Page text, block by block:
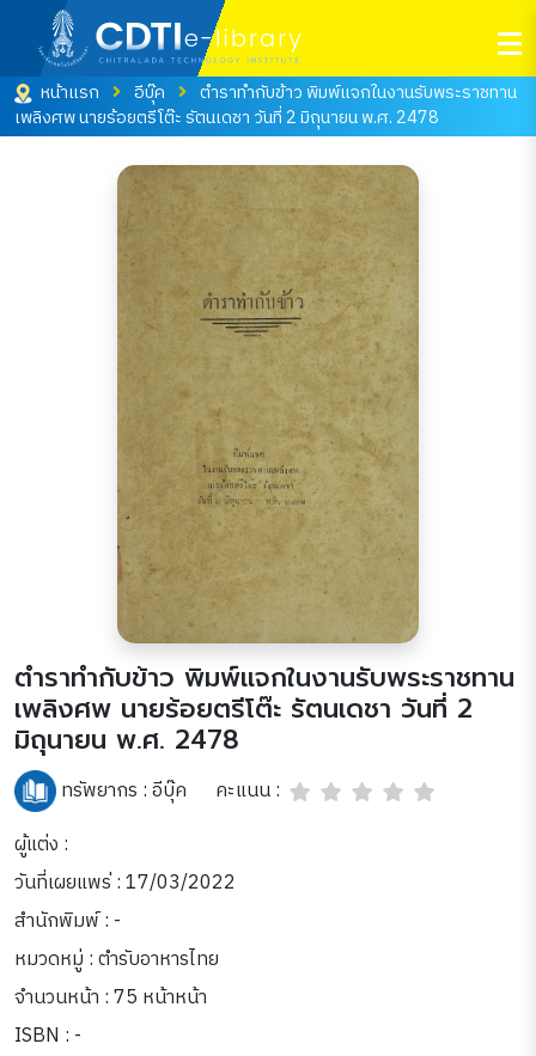
หน้าแรก อีบุ๊ค
ตำราทำกับข้าว พิมพ์แจกในงานรับพระราชทาน
เพลิงศพ นายร้อยตรีโต๊ะ รัตนเดชา วันที่ 2 มิถุนายน พ.ศ. 2478
ตำราทำกับข้าว พิมพ์แจกในงานรับพระราชทาน
เพลิงศพ นายร้อยตรีโต๊ะ รัตนเดชา วันที่ 2
มิถุนายน พ.ศ. 2478
ทรัพยากร :อีบุ๊ค
คะแนน :
ผู้แต่ง :
วันที่เผยแพร่ : 17/03/2022
สำนักพิมพ์ : -
หมวดหมู่ :ตำรับอาหารไทย
จำนวนหน้า : 75 หน้าหน้า
ISBN : -